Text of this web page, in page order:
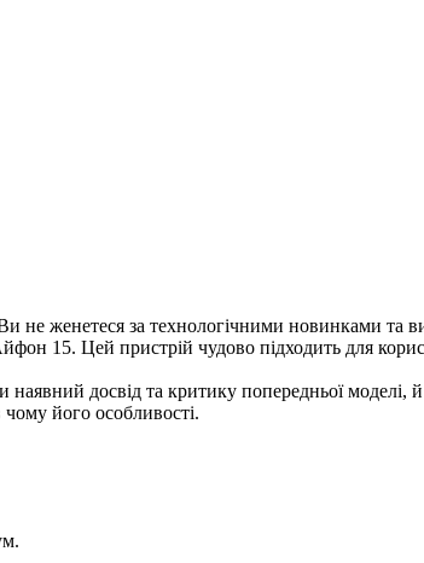
женетеся за технологічними новинками та
Цей пристрій чудово підходить для
досвід та критику попередньої моделі,
його особливості.